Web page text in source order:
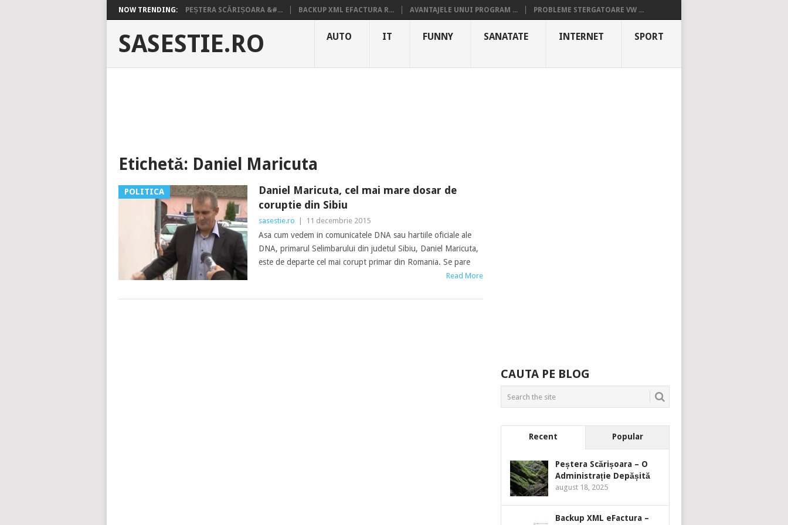
NOW TRENDING: PEȘTERA SCĂRIȘOARA &#... BACKUP XML EFACTURA R... AVANTAJELE UNUI PROGRAM ... PROBLEME STERGATOARE VW ...
SASESTIE.RO AUTO IT FUNNY SANATATE INTERNET SPORT
Etichetă: Daniel Maricuta
POLITICA
Daniel Maricuta, cel mai mare dosar de
coruptie din Sibiu
sasestie.ro 11 decembrie 2015
Asa cum vedem in comunicatele DNA sau hartiile oficiale ale
DNA, primarul Selimbarului din judetul Sibiu, Daniel Maricuta,
este de departe cel mai corupt primar din Romania. Se pare
Read More
CAUTA PE BLOG
Recent Popular
Peștera Scărișoara – O
Administrație Depășită
august 18, 2025
Backup XML eFactura –